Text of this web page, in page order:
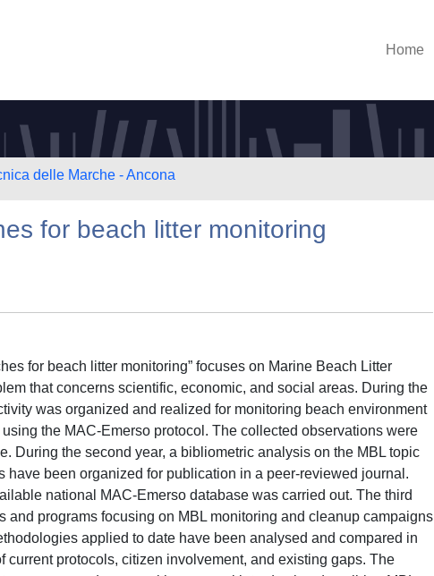
Home
delle Marche - Ancona
for beach litter monitoring
for beach litter monitoring” focuses on Marine Beach Litter
that concerns scientific, economic, and social areas. During the
was organized and realized for monitoring beach environment
the MAC-Emerso protocol. The collected observations were
During the second year, a bibliometric analysis on the MBL topic
have been organized for publication in a peer-reviewed journal.
national MAC-Emerso database was carried out. The third
and programs focusing on MBL monitoring and cleanup campaigns
applied to date have been analysed and compared in
protocols, citizen involvement, and existing gaps. The